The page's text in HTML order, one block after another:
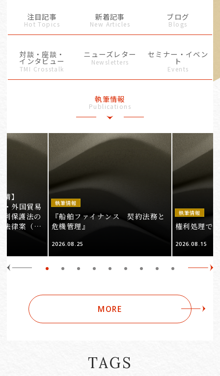
注目記事
Hot Topics
新着記事
New Articles
ブログ
Blogs
対談・座談・
インタビュー
TMI Crosstalk
ニューズレター
Newsletters
セミナー・イベン
ト
Events
執筆情報
Publications
】
外国貿易
利保護法の
法律案（そ
執筆情報
『船舶ファイナンス 契約法務と
危機管理』
2026.08.25
執筆情報
権利処理で
2026.08.15
MORE
TAGS